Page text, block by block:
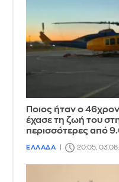
Ποιος ήταν ο
έχασε τη ζωή του
περισσότερες από
ΕΛΛΑΔΑ 20:05,